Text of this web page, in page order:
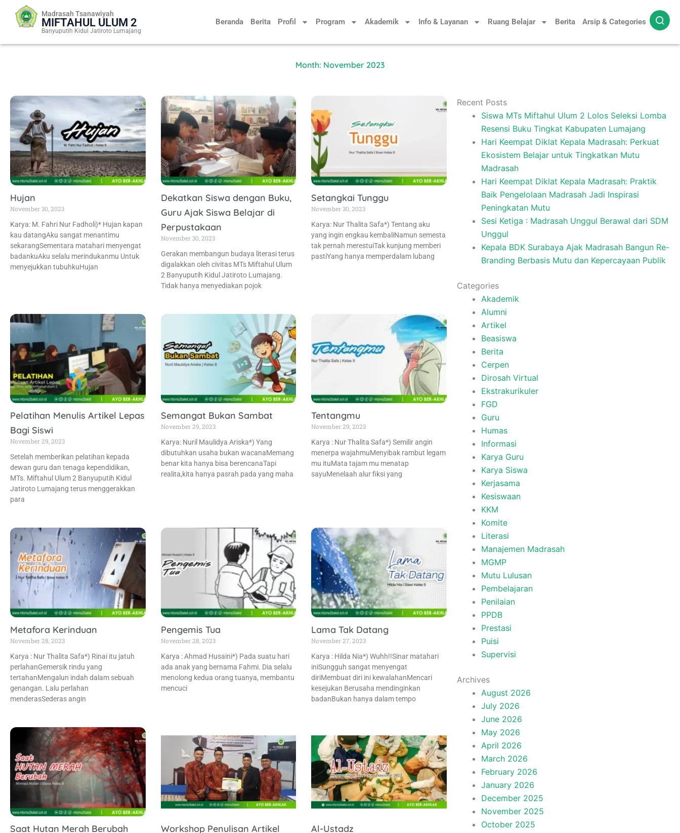
Beranda Berita Profil Program Akademik Info & Layanan Ruang Belajar Berita Arsip & Categories
Madrasah Tsanawiyah
MIFTAHUL ULUM 2
Banyuputih Kidul Jatiroto Lumajang
Month: November 2023
Hujan
November 30, 2023
Karya: M. Fahri Nur Fadholi)* Hujan kapan
kau datangAku sangat menantimu
sekarangSementara matahari menyengat
badankuAku selalu merindukanmu Untuk
menyejukkan tubuhkuHujan
Dekatkan Siswa dengan Buku,
Guru Ajak Siswa Belajar di
Perpustakaan
November 30, 2023
Gerakan membangun budaya literasi terus
digalakkan oleh civitas MTs Miftahul Ulum
2 Banyuputih Kidul Jatiroto Lumajang.
Tidak hanya menyediakan pojok
Setangkai Tunggu
November 30, 2023
Karya: Nur Thalita Safa*) Tentang aku
yang ingin engkau kembaliNamun semesta
tak pernah merestuiTak kunjung memberi
pastiYang hanya memperdalam lubang
Pelatihan Menulis Artikel Lepas
Bagi Siswi
November 29, 2023
Setelah memberikan pelatihan kepada
dewan guru dan tenaga kependidikan,
MTs. Miftahul Ulum 2 Banyuputih Kidul
Jatiroto Lumajang terus menggerakkan
para
Semangat Bukan Sambat
November 29, 2023
Karya: Nuril Maulidya Ariska*) Yang
dibutuhkan usaha bukan wacanaMemang
benar kita hanya bisa berencanaTapi
realita,kita hanya pasrah pada yang maha
Tentangmu
November 29, 2023
Karya : Nur Thalita Safa*) Semilir angin
menerpa wajahmuMenyibak rambut legam
mu ituMata tajam mu menatap
sayuMenelaah alur fiksi yang
Metafora Kerinduan
November 28, 2023
Karya : Nur Thalita Safa*) Rinai itu jatuh
perlahanGemersik rindu yang
tertahanMengalun indah dalam sebuah
genangan. Lalu perlahan
menderasSederas angin
Pengemis Tua
November 28, 2023
Karya : Ahmad Husaini*) Pada suatu hari
ada anak yang bernama Fahmi. Dia selalu
menolong kedua orang tuanya, membantu
mencuci
Lama Tak Datang
November 27, 2023
Karya : Hilda Nia*) Wuhh!!Sinar matahari
iniSungguh sangat menyengat
diriMembuat diri ini kewalahanMencari
kesejukan Berusaha mendinginkan
badanBukan hanya dalam tempo
Saat Hutan Merah Berubah
Workshop Penulisan Artikel
Al-Ustadz
Recent Posts
Siswa MTs Miftahul Ulum 2 Lolos Seleksi Lomba
Resensi Buku Tingkat Kabupaten Lumajang
Hari Keempat Diklat Kepala Madrasah: Perkuat
Ekosistem Belajar untuk Tingkatkan Mutu
Madrasah
Hari Keempat Diklat Kepala Madrasah: Praktik
Baik Pengelolaan Madrasah Jadi Inspirasi
Peningkatan Mutu
Sesi Ketiga : Madrasah Unggul Berawal dari SDM
Unggul
Kepala BDK Surabaya Ajak Madrasah Bangun Re-
Branding Berbasis Mutu dan Kepercayaan Publik
Categories
Akademik
Alumni
Artikel
Beasiswa
Berita
Cerpen
Dirosah Virtual
Ekstrakurikuler
FGD
Guru
Humas
Informasi
Karya Guru
Karya Siswa
Kerjasama
Kesiswaan
KKM
Komite
Literasi
Manajemen Madrasah
MGMP
Mutu Lulusan
Pembelajaran
Penilaian
PPDB
Prestasi
Puisi
Supervisi
Archives
August 2026
July 2026
June 2026
May 2026
April 2026
March 2026
February 2026
January 2026
December 2025
November 2025
October 2025